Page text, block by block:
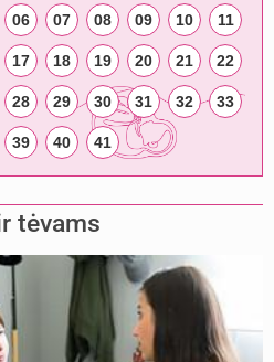
06 07 08 09 10 11
17 18 19 20 21 22
28 29 30 31 32 33
39 40 41
tėvams